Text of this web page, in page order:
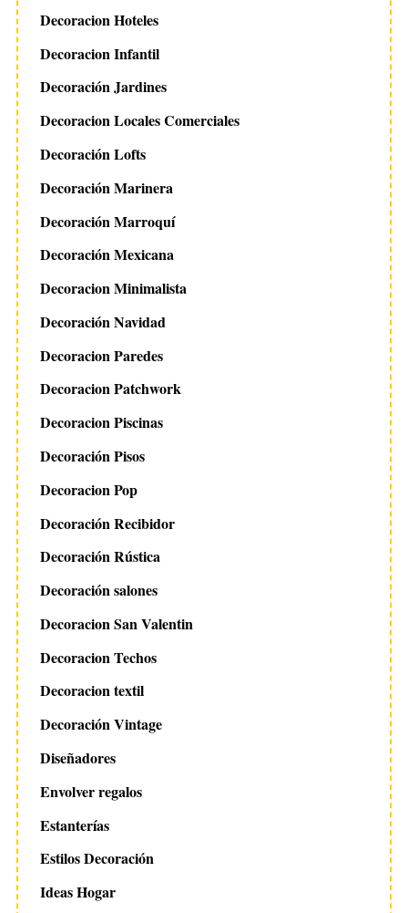
Decoracion Hoteles
Decoracion Infantil
Decoración Jardines
Decoracion Locales Comerciales
Decoración Lofts
Decoración Marinera
Decoración Marroquí
Decoración Mexicana
Decoracion Minimalista
Decoración Navidad
Decoracion Paredes
Decoracion Patchwork
Decoracion Piscinas
Decoración Pisos
Decoracion Pop
Decoración Recibidor
Decoración Rústica
Decoración salones
Decoracion San Valentin
Decoracion Techos
Decoracion textil
Decoración Vintage
Diseñadores
Envolver regalos
Estanterías
Estilos Decoración
Ideas Hogar